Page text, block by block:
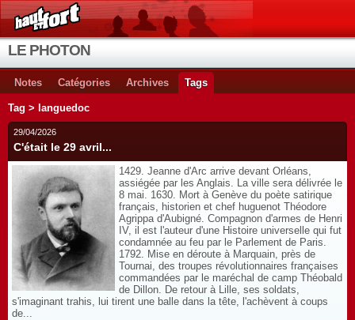
LE PHOTON
Notes Catégories Archives Tags
Tag > languedoc
29/04/2026
C'était le 29 avril...
1429. Jeanne d'Arc arrive devant Orléans,
assiégée par les Anglais. La ville sera délivrée le
8 mai. 1630. Mort à Genève du poète satirique
français, historien et chef huguenot Théodore
Agrippa d'Aubigné. Compagnon d'armes de Henri
IV, il est l'auteur d'une Histoire universelle qui fut
condamnée au feu par le Parlement de Paris.
1792. Mise en déroute à Marquain, près de
Tournai, des troupes révolutionnaires françaises
commandées par le maréchal de camp Théobald
de Dillon. De retour à Lille, ses soldats,
s'imaginant trahis, lui tirent une balle dans la tête, l'achèvent à coups
de...